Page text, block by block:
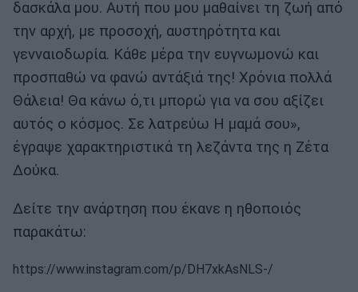
δασκάλα μου. Αυτή που μου μαθαίνει τη ζωή από
την αρχή, με προσοχή, αυστηρότητα και
γενναιοδωρία. Κάθε μέρα την ευγνωμονώ και
προσπαθώ να φανώ αντάξιά της! Χρόνια πολλά
Θάλεια! Θα κάνω ό,τι μπορώ για να σου αξίζει
αυτός ο κόσμος. Σε λατρεύω Η μαμά σου»,
έγραψε χαρακτηριστικά τη λεζάντα της η Ζέτα
Δούκα.
Δείτε την ανάρτηση που έκανε η ηθοποιός
παρακάτω:
https://www.instagram.com/p/DH7xkAsNLS-/